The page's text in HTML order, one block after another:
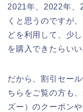
2021年、2022年、
くと思うのですが
どを利用して、少
を購入できたらい
だから、割引セー
ちらをご覧の方も
ズー）のクーポン